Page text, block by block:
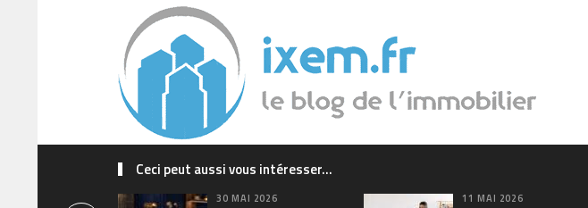
Ceci peut aussi vous intéresser...
30 MAI 2026 11 MAI 2026